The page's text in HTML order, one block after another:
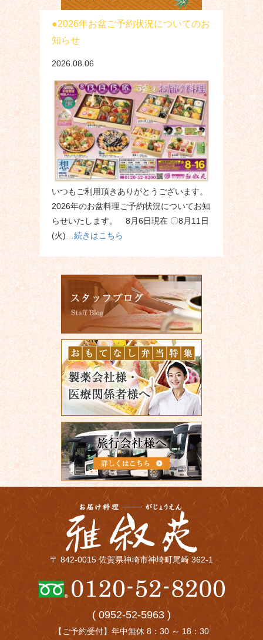
2026年お盆ご予約状況についてのお
知らせ
2026.08.06
いつもご利用頂きありがとうございます。
2026年のお盆料理ご予約状況についてお知
らせいたします。 8月6日現在 〇8月11日
(火)…続きはこちら
〒 842-0015 佐賀県神埼市神埼町尾崎 362-1
( 0952-52-5963 )
【ご予約受付】年中無休 8：30 ～ 18：30